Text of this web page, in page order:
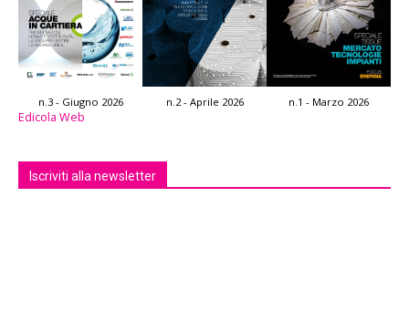
n.3 - Giugno 2026 n.2 - Aprile 2026 n.1 - Marzo 2026
Edicola Web
Iscriviti alla newsletter